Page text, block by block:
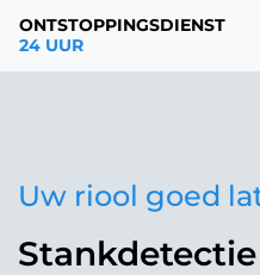
ONTSTOPPINGSDIENST
24 UUR
Uw riool goed